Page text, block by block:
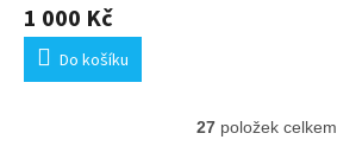
1 000 Kč
Do košíku
O
27 položek celkem